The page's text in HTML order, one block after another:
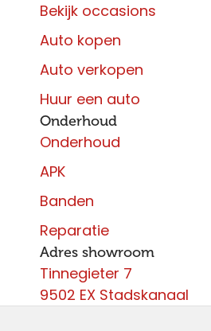
Bekijk occasions
Auto kopen
Auto verkopen
Huur een auto
Onderhoud
Onderhoud
APK
Banden
Reparatie
Adres showroom
Tinnegieter 7
9502 EX Stadskanaal